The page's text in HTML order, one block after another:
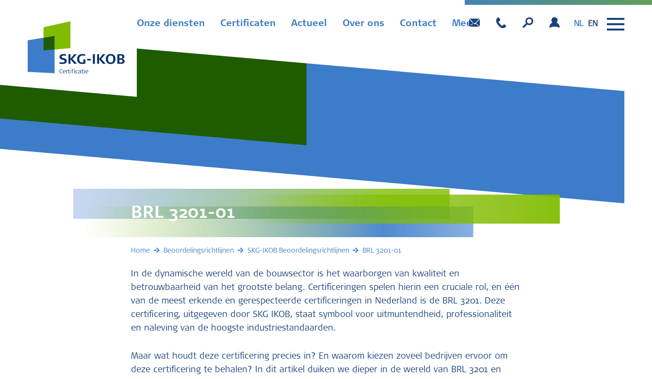
Onze diensten Certificaten Actueel Over ons Contact Meer NL EN
BRL 3201-01
Home Beoordelingsrichtlijnen SKG-IKOB Beoordelingsrichtlijnen BRL 3201-01
In de dynamische wereld van de bouwsector is het waarborgen van kwaliteit en
betrouwbaarheid van het grootste belang. Certificeringen spelen hierin een cruciale rol, en één
van de meest erkende en gerespecteerde certificeringen in Nederland is de BRL 3201. Deze
certificering, uitgegeven door SKG IKOB, staat symbool voor uitmuntendheid, professionaliteit
en naleving van de hoogste industriestandaarden.
Maar wat houdt deze certificering precies in? En waarom kiezen zoveel bedrijven ervoor om
deze certificering te behalen? In dit artikel duiken we dieper in de wereld van BRL 3201 en